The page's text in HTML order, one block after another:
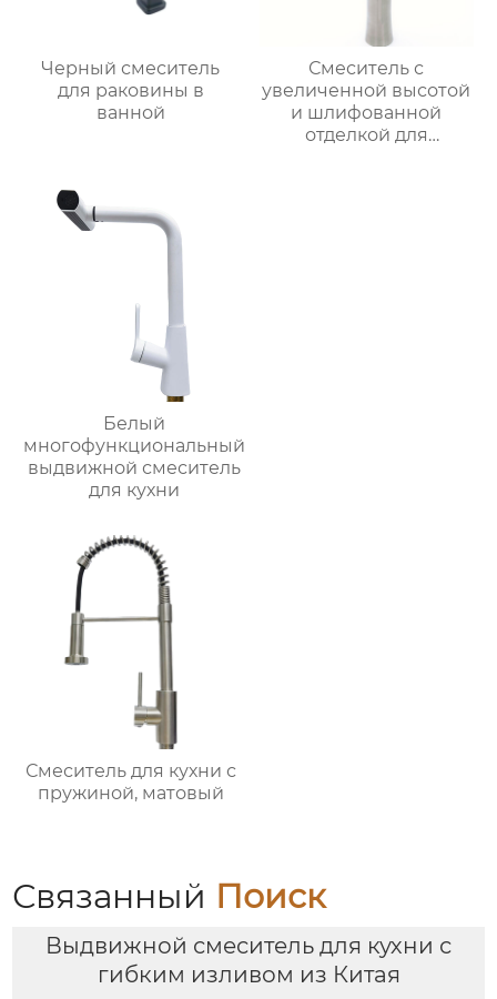
Черный смеситель
для раковины в
ванной
Смеситель с
увеличенной высотой
и шлифованной
отделкой для
Белый
многофункциональный
выдвижной смеситель
для кухни
Смеситель для кухни с
пружиной, матовый
Связанный Поиск
Выдвижной смеситель для кухни с
гибким изливом из Китая